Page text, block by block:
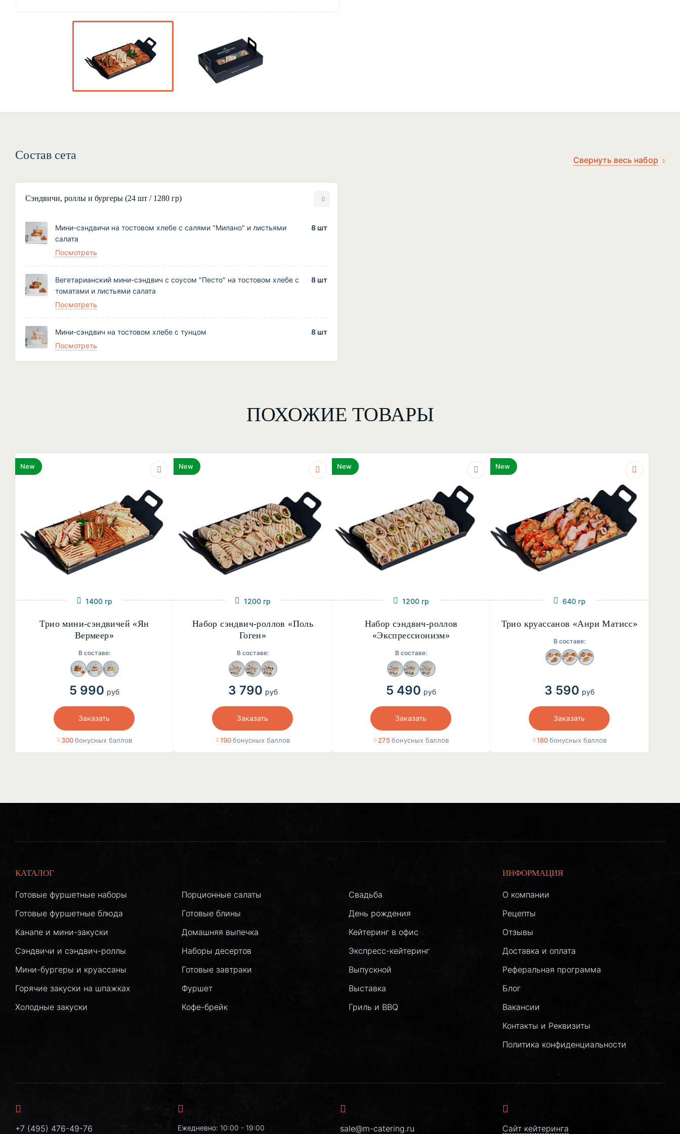
Состав сета
Сэндвичи, роллы и бургеры (24 шт / 1280 гр)
Мини-сэндвичи на тостовом хлебе с салями "Милано" и листьями
салата
Посмотреть
8 шт
Вегетарианский мини-сэндвич с соусом "Песто" на тостовом хлебе с
томатами и листьями салата
Посмотреть
8 шт
Мини-сэндвич на тостовом хлебе с тунцом
Посмотреть
8 шт
ПОХОЖИЕ ТОВАРЫ
New
1400 гр
Трио мини-сэндвичей «Ян
Вермеер»
В составе:
5 990 руб
Заказать
300 бонусных баллов
New
1200 гр
Набор сэндвич-роллов «Поль
Гоген»
В составе:
3 790 руб
Заказать
190 бонусных баллов
New
1200 гр
Набор сэндвич-роллов
«Экспрессионизм»
В составе:
5 490 руб
Заказать
275 бонусных баллов
New
640 гр
Трио круассанов «Анри Матисс»
В составе:
3 590 руб
Заказать
180 бонусных баллов
КАТАЛОГ
Готовые фуршетные наборы
Готовые фуршетные блюда
Канапе и мини-закуски
Сэндвичи и сэндвич-роллы
Мини-бургеры и круассаны
Горячие закуски на шпажках
Холодные закуски
Порционные салаты
Готовые блины
Домашняя выпечка
Наборы десертов
Готовые завтраки
Фуршет
Кофе-брейк
Свадьба
День рождения
Кейтеринг в офис
Экспресс-кейтеринг
Выпускной
Выставка
Гриль и BBQ
ИНФОРМАЦИЯ
О компании
Рецепты
Отзывы
Доставка и оплата
Реферальная программа
Блог
Вакансии
Контакты и Реквизиты
Политика конфиденциальности
+7 (495) 476-49-76 Ежедневно: 10:00 - 19:00 sale@m-catering.ru Сайт кейтеринга